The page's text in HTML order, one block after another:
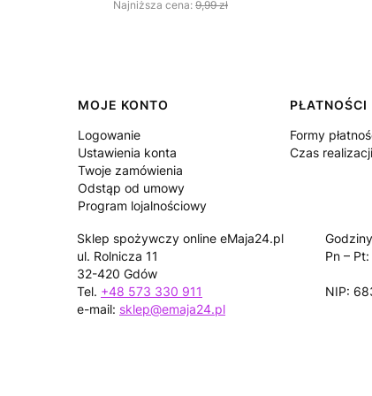
Najniższa cena: 9,99 zł
Linki w stopce
MOJE KONTO
Logowanie
Ustawienia konta
Twoje zamówienia
Odstąp od umowy
Program lojalnościowy
PŁATNOŚCI
Formy
Czas
Sklep spożywczy online eMaja24.pl
ul. Rolnicza 11
32-420 Gdów
Tel. +48 573 330 911
e-mail: sklep@emaja24.pl
Pn –
NIP: